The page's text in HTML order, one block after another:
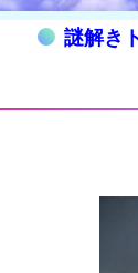
謎解き